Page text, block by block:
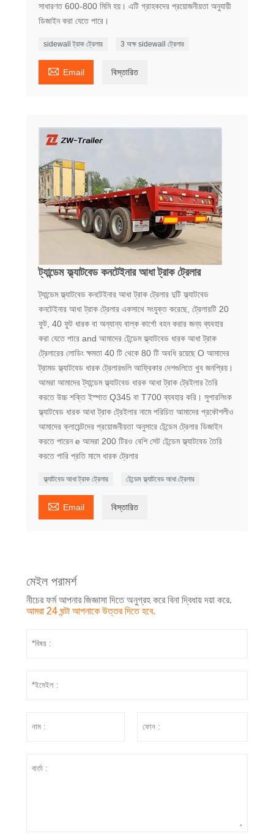
সাধারণত 600-800 মিমি হয়। এটি গ্রাহকদের প্রয়োজনীয়তা অনুযায়ী
ডিজাইন করা যেতে পারে।
sidewall ট্রাক ট্রেলার 3 অক্ষ sidewall ট্রেলার
 Email বিস্তারিত
ট্যান্ডেম ফ্ল্যাটবেড কনটেইনার আধা ট্রাক ট্রেলার
ট্যান্ডেম ফ্ল্যাটবেড কনটেইনার আধা ট্রাক ট্রেলার দুটি ফ্ল্যাটবেড
কনটেইনার আধা ট্রাক ট্রেলার একসাথে সংযুক্ত করেছে, ট্রেলারটি 20
ফুট, 40 ফুট ধারক বা অন্যান্য বাল্ক কার্গো বহন করার জন্য ব্যবহার
করা যেতে পারে and আমাদের টেন্ডেম ফ্ল্যাটবেড ধারক আধা ট্রাক
ট্রেলারের লোডিং ক্ষমতা 40 টি থেকে 80 টি অবধি রয়েছে O আমাদের
ট্রামড ফ্ল্যাটবেড ধারক ট্রেলারগুলি আফ্রিকার দেশগুলিতে খুব জনপ্রিয়।
আমরা আমাদের ট্যান্ডেম ফ্ল্যাটবেড ধারক আধা ট্রাক ট্রেইলার তৈরি
করতে উচ্চ শক্তি ইস্পাত Q345 বা T700 ব্যবহার করি। সুপারলিংক
ফ্ল্যাটবেড ধারক আধা ট্রাক ট্রেইলার নামে পরিচিত আমাদের প্রকৌশলীও
আমাদের ক্লায়েন্টদের প্রয়োজনীয়তা অনুসারে টেন্ডেম ট্রেলার ডিজাইন
করতে পারেন e আমরা 200 টিরও বেশি সেট টেন্ডেম ফ্ল্যাটবেড তৈরি
করতে পারি প্রতি মাসে ধারক ট্রেলার
ফ্ল্যাটবেড আধা ট্রাক ট্রেলার টেন্ডেম ফ্ল্যাটবেড আধা ট্রেলার
 Email বিস্তারিত
মেইল পরামর্শ
নীচের ফর্ম আপনার জিজ্ঞাসা দিতে অনুগ্রহ করে বিনা দ্বিধায় দয়া করে.
আমরা 24 ঘন্টা আপনাকে উত্তর দিতে হবে.